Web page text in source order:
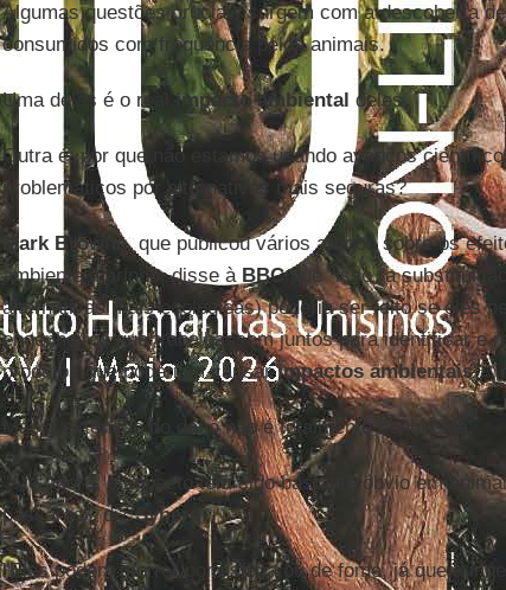
Algumas questões cruciais surgem com a descoberta
consumidos com frequência pelos animais.
Uma delas é o realimpacto ambiental deles.
Outra é: por que não estamos usando avanços
problemáticos por alternativas mais seguras?
Mark Browne, que publicou vários artigos sobre os
ambiente marinho, disse à BBCque "isso (a
alternativas mais ecológicas) poderia ser feito se eles
engenheiros que trabalhassem juntos para identificar e
produtos que poderiam causarimpactos ambientais".
Mas a extensão do dano não é totalmente conhecida.
"Até agora, o impacto tem sido bastante óbvio em
pássaros", dizSyberg.
"Eles podem morrer por asfixia ou de fome, já que a